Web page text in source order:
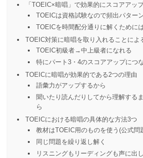
「TOEIC×暗唱」で効果的にスコアアッ
TOEICは資格試験なので頻出パター
TOEICを時間配分通りに解くために
TOEIC対策に暗唱を取り入れることによ
TOEIC初級者→中上級者になれる
特にパート3・4のスコアアップにつ
TOEICに暗唱が効果的である2つの理由
語彙力がアップするから
聞いたり読んだりしてから理解する
ら
TOEICにおける暗唱の具体的な方法3つ
教材はTOEIC用のものを使う(公式問
同じ問題を繰り返し解く
リスニングもリーディングも声に出